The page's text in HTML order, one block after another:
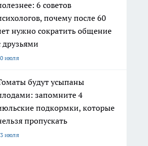
6 советов
почему после 60
нужно сократить общение
друзьями
июля
будут усыпаны
запомните 4
подкормки, которые
пропускать
июля